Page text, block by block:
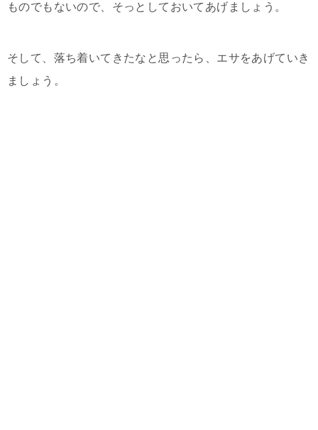
ものでもないので、そっとしておいてあげましょう。
そして、落ち着いてきたなと思ったら、エサをあげていき
ましょう。